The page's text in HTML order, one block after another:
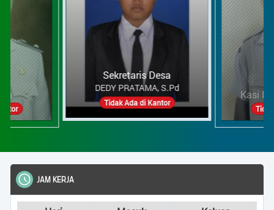
Sekretaris Desa
DEDY PRATAMA, S.Pd
Tidak Ada di Kantor
Kasi
JAM KERJA